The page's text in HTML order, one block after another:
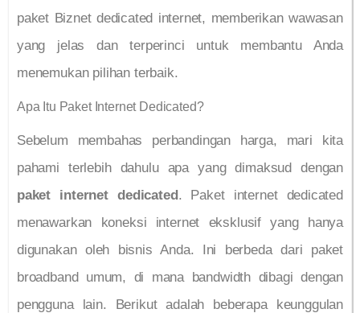
paket Biznet dedicated internet, memberikan wawasan
yang jelas dan terperinci untuk membantu Anda
menemukan pilihan terbaik.
Apa Itu Paket Internet Dedicated?
Sebelum membahas perbandingan harga, mari kita
pahami terlebih dahulu apa yang dimaksud dengan
paket internet dedicated. Paket internet dedicated
menawarkan koneksi internet eksklusif yang hanya
digunakan oleh bisnis Anda. Ini berbeda dari paket
broadband umum, di mana bandwidth dibagi dengan
pengguna lain. Berikut adalah beberapa keunggulan